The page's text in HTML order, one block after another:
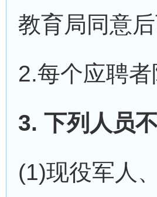
教育局同意
2.每个应聘
3. 下列人员
(1)现役军人